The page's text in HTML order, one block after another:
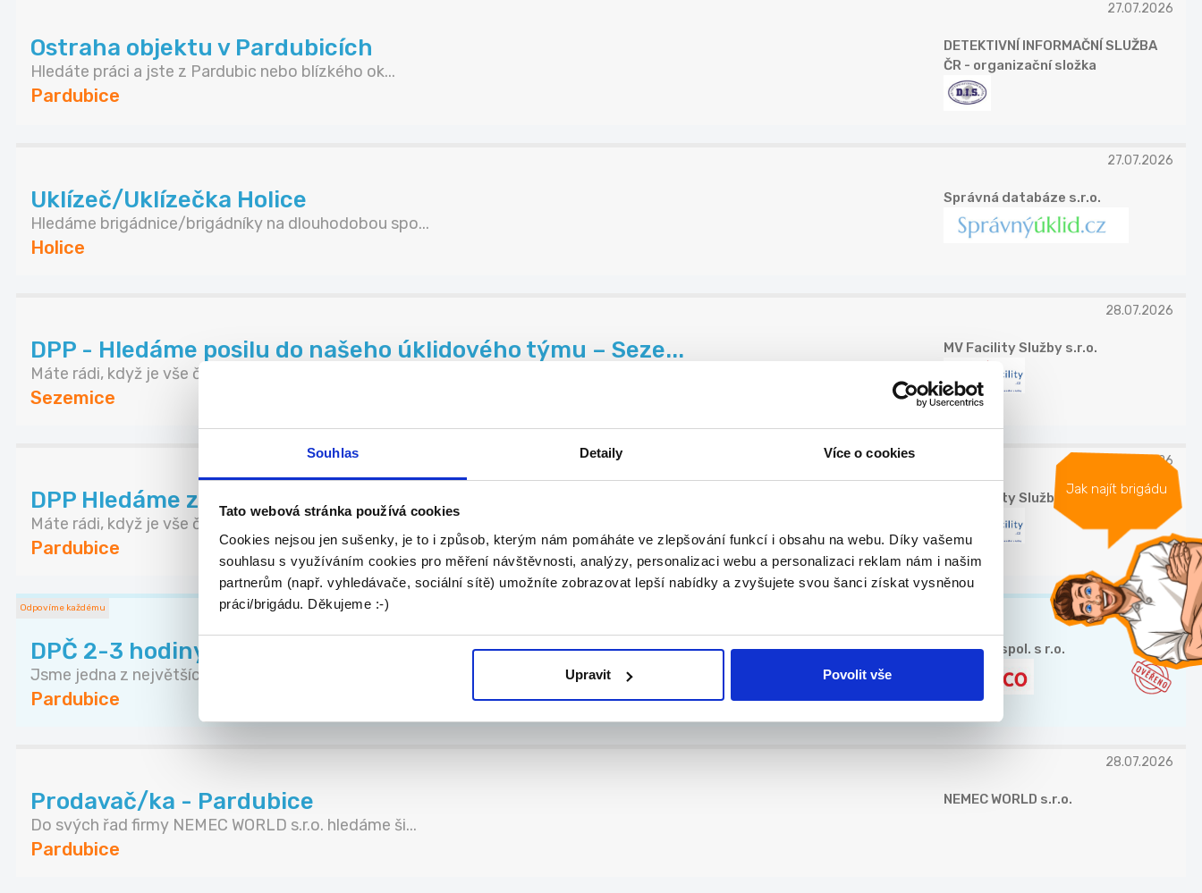
Souhlas Detaily Více o cookies
Tato webová stránka používá cookies
Cookies nejsou jen sušenky, je to i způsob, kterým nám pomáháte ve zlepšování funkcí i obsahu na webu. Díky vašemu
souhlasu s využíváním cookies pro měření návštěvnosti, analýzy, personalizaci webu a personalizaci reklam nám i našim
partnerům (např. vyhledávače, sociální sítě) umožníte zobrazovat lepší nabídky a zvyšujete svou šanci získat vysněnou
práci/brigádu. Děkujeme :-)
Upravit Povolit vše
Jak najít brigádu
27.07.2026
Ostraha objektu v Pardubicích
Hledáte práci a jste z Pardubic nebo blízkého ok...
Pardubice
DETEKTIVNÍ INFORMAČNÍ SLUŽBA
ČR - organizační složka
27.07.2026
Uklízeč/Uklízečka Holice
Hledáme brigádnice/brigádníky na dlouhodobou spo...
Holice
Správná databáze s.r.o.
28.07.2026
DPP - Hledáme posilu do našeho úklidového týmu – Seze...
Máte rádi, když je vše čisté a na svém místě? Př...
Sezemice
MV Facility Služby s.r.o.
28.07.2026
DPP Hledáme zodpovědnou posilu do našeho úklidového t...
Máte rádi, když je vše čisté a na svém místě? Př...
Pardubice
MV Facility Služby s.r.o.
Odpovíme každému TOP
DPČ 2-3 hodiny - Doručovatel tisku 150 Kč/hod. Pardub...
Jsme jedna z největších personálních společností...
Pardubice
ADECCO spol. s r.o.
28.07.2026
Prodavač/ka - Pardubice
Do svých řad firmy NEMEC WORLD s.r.o. hledáme ši...
Pardubice
NEMEC WORLD s.r.o.